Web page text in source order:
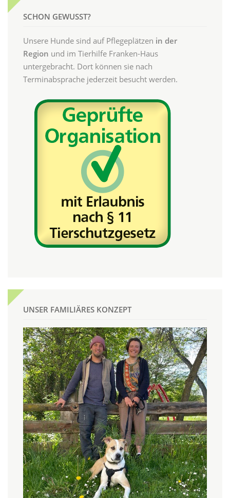
SCHON GEWUSST?
Unsere Hunde sind auf Pflegeplätzen in der
Region und im Tierhilfe Franken-Haus
untergebracht. Dort können sie nach
Terminabsprache jederzeit besucht werden.
UNSER FAMILIÄRES KONZEPT